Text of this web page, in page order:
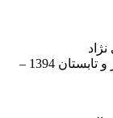
مجله ی درمانگر – شماره (45 – 46) – بهار و تابستان 1394 –